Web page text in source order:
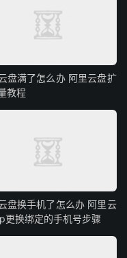
盘满了怎么办 阿里云盘扩
教程
盘换手机了怎么办 阿里云
更换绑定的手机号步骤